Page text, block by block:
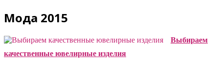
Мода 2015
Выбираем
качественные ювелирные изделия